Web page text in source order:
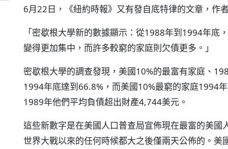
6月22日，《紐約時報》又有發自底特律的文章，作
「密歇根大學新的數據顯示：從1988年到1994年底
變得更加集中，而許多較窮的家庭則欠債更多。」
密歇根大學的調查發現，美國10%的最富有家庭、
1994年底達到66.8%，而美國10%最窮的家庭1994
1989年他們平均負債超出財產4,744美元。
這些新數字是在美國人口普查局宣佈現在最富的美
世界大戰以來的任何時候都大之後僅兩天公佈的。